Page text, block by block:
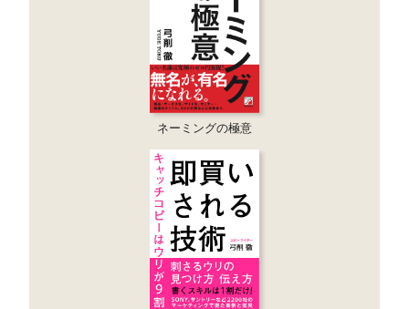
ネーミングの極意